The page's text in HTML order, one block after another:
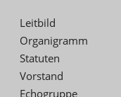
Leitbild
Organigramm
Statuten
Vorstand
Echogruppe